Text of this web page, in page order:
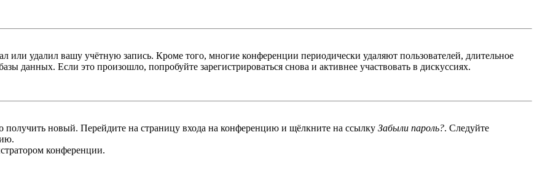
или удалил вашу учётную запись. Кроме того, многие конференции периодически удаляют пользователей, длительное
данных. Если это произошло, попробуйте зарегистрироваться снова и активнее участвовать в дискуссиях.
получить новый. Перейдите на страницу входа на конференцию и щёлкните на ссылку Забыли пароль?. Следуйте
конференции.